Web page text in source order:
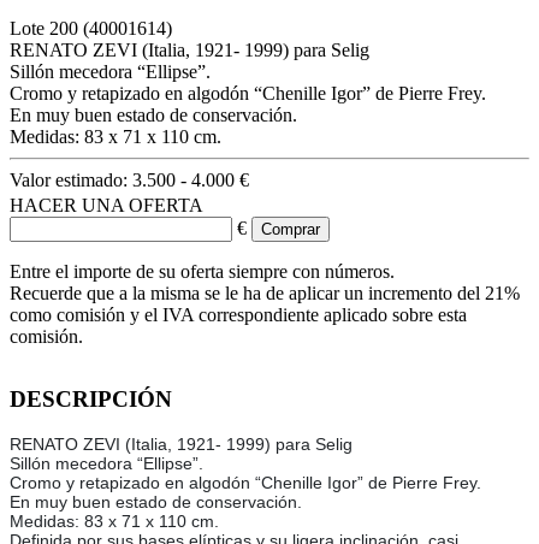
Lote 200 (40001614)
RENATO ZEVI (Italia, 1921- 1999) para Selig
Sillón mecedora “Ellipse”.
Cromo y retapizado en algodón “Chenille Igor” de Pierre Frey.
En muy buen estado de conservación.
Medidas: 83 x 71 x 110 cm.
Valor estimado: 3.500 - 4.000 €
HACER UNA OFERTA
€
Entre el importe de su oferta siempre con números.
Recuerde que a la misma se le ha de aplicar un incremento del 21%
como comisión y el IVA correspondiente aplicado sobre esta
comisión.
DESCRIPCIÓN
RENATO ZEVI (Italia, 1921- 1999) para Selig
Sillón mecedora “Ellipse”.
Cromo y retapizado en algodón “Chenille Igor” de Pierre Frey.
En muy buen estado de conservación.
Medidas: 83 x 71 x 110 cm.